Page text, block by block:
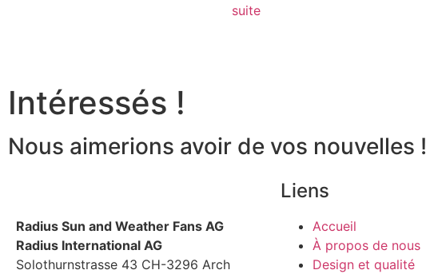
suite
Intéressés !
Nous aimerions avoir de vos nouvelles !
Radius Sun and Weather Fans AG
Radius International AG
Solothurnstrasse 43 CH-3296 Arch
Liens
Accueil
À propos de nous
Design et qualité